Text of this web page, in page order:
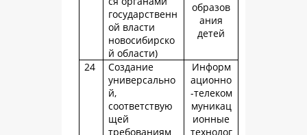
государственн
ой власти
новосибирско
й области)
образов
ания
детей
24
Создание
универсально
й,
соответствую
щей
требованиям
Информ
ационно
-телеком
муникац
ионные
технолог